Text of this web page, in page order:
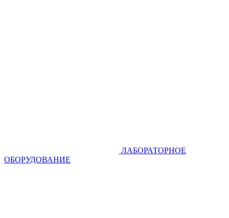
ЛАБОРАТОРНОЕ
ОБОРУДОВАНИЕ